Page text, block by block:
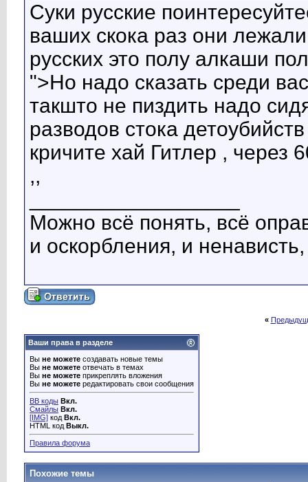
Суки русские
ваших скока раз они
русских это полу алкаши
">Но надо сказать среди
такшто не пиздить надо
разводов стока
кричите хай Гитлер ,
,,
Можно всё понять, всё
и оскорбления, и
«
Ваши права в разделе
Вы не можете создавать новые темы
Вы не можете отвечать в темах
Вы не можете прикреплять вложения
Вы не можете редактировать свои сообщения
BB коды Вкл.
Смайлы Вкл.
[IMG] код Вкл.
HTML код Выкл.
Правила форума
Похожие темы